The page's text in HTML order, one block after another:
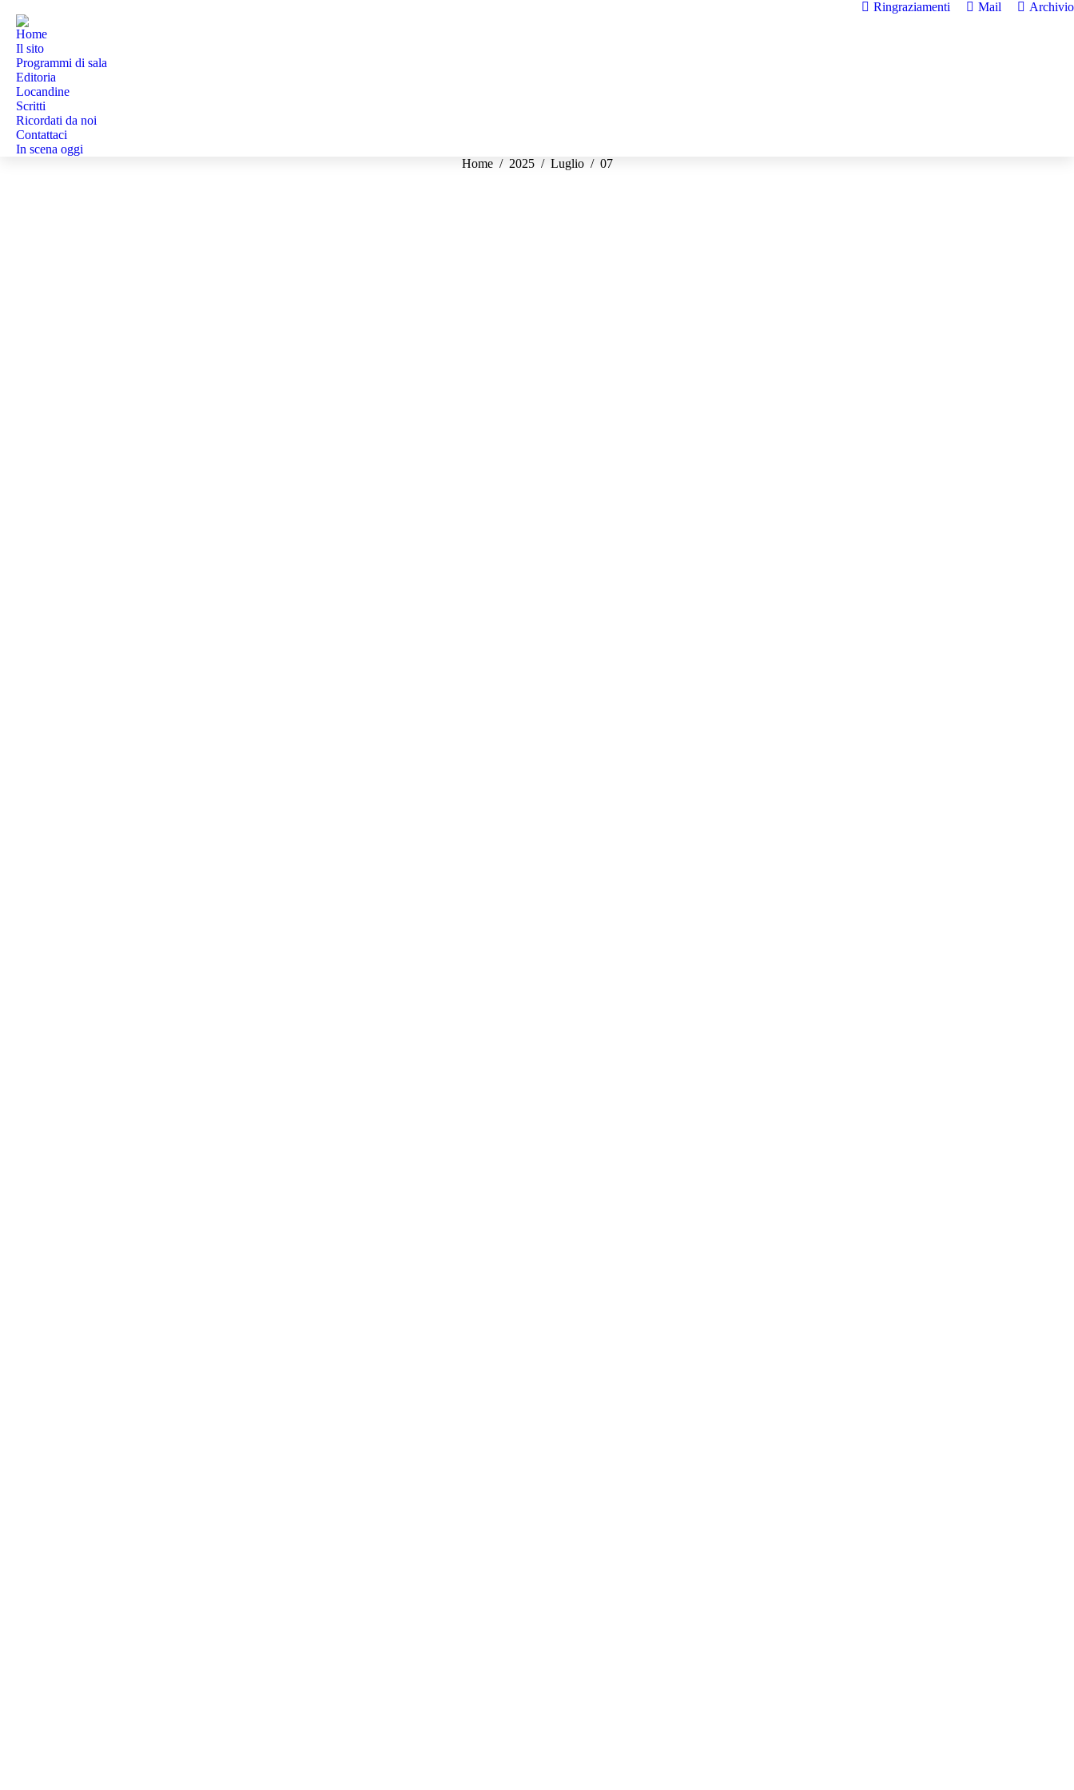
Ringraziamenti Mail
Archivio
Home
Il sito
Programmi di sala
Editoria
Locandine
Scritti
Ricordati da noi
Contattaci
In scena oggi
Tu sei qui:
Home 2025 Luglio 07